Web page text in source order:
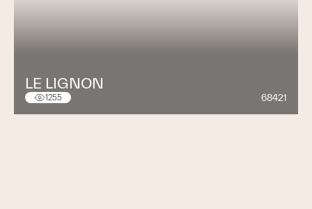
LE LIGNON
1255 68421